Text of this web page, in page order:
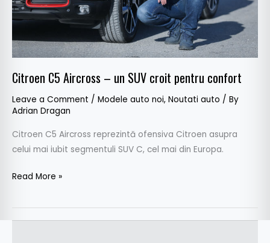
Citroen C5 Aircross – un SUV croit pentru confort
Leave a Comment / Modele auto noi, Noutati auto / By
Adrian Dragan
Citroen C5 Aircross reprezintă ofensiva Citroen asupra
celui mai iubit segmentuli SUV C, cel mai din Europa.
pentru
confort
Read More »